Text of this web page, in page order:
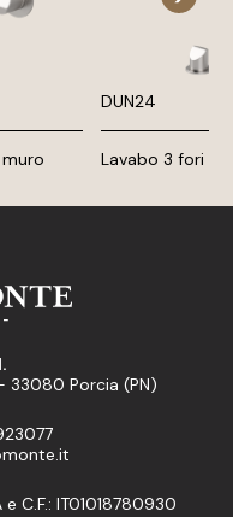
DUN24
Lavabo 3 fori
33080 Porcia (PN)
C.F.: IT01018780930